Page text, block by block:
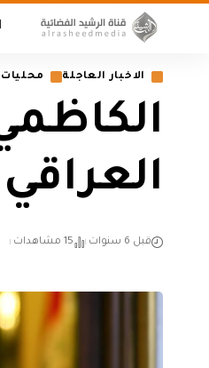
الاخبار العاجلة محليات
قبل 6 سنوات 15 مشاهدات